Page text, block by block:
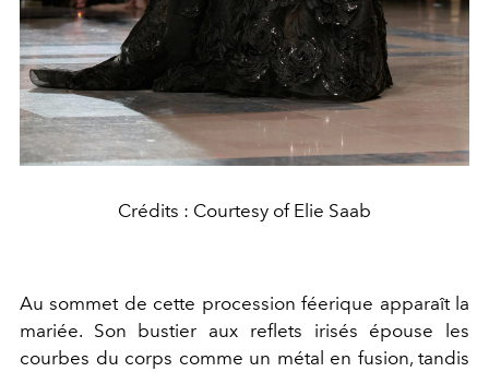
Crédits : Courtesy of Elie Saab
Au sommet de cette procession féerique apparaît la
mariée. Son bustier aux reflets irisés épouse les
courbes du corps comme un métal en fusion, tandis